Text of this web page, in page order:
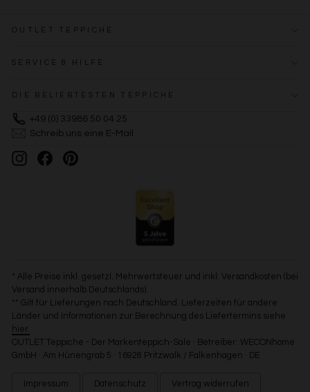
OUTLET TEPPICHE
SERVICE & HILFE
DIE BELIEBTESTEN TEPPICHE
+49 (0) 33986 50 04 25
Schreib uns eine E-Mail
InstagramFacebookPinterest
* Alle Preise inkl. gesetzl. Mehrwertsteuer und inkl. Versandkosten (bei
Versand innerhalb Deutschlands).
** Gilt für Lieferungen nach Deutschland. Lieferzeiten für andere
Länder und Informationen zur Berechnung des Liefertermins siehe
hier.
OUTLET Teppiche - Der Markenteppich-Sale · Betreiber: WECONhome
GmbH · Am Hünengrab 5 · 16928 Pritzwalk / Falkenhagen · DE
Impressum Datenschutz Vertrag widerrufen